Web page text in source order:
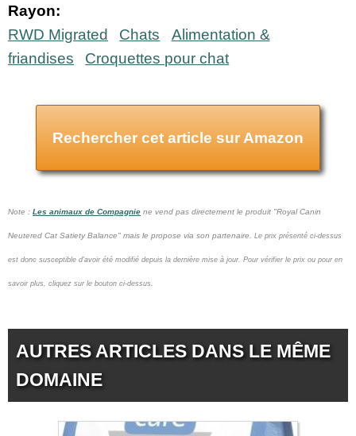
Rayon:
RWD Migrated
Chats
Alimentation &
friandises
Croquettes pour chat
Rechercher cet article sur Amazon
Note : Les animaux de Compagnie ne vend pas directement le produit "Royal Canin
Neutered Cat Satiety Balance" mais le propose via son partenaire. Le prix présenté ci-dessus
est donc susceptible d'avoir été modifié depuis la dernière mise à jour. Pour vérifier le prix ou pour en
savoir plus, cliquez sur le bouton ci-dessus.
AUTRES ARTICLES DANS LE MÊME
DOMAINE